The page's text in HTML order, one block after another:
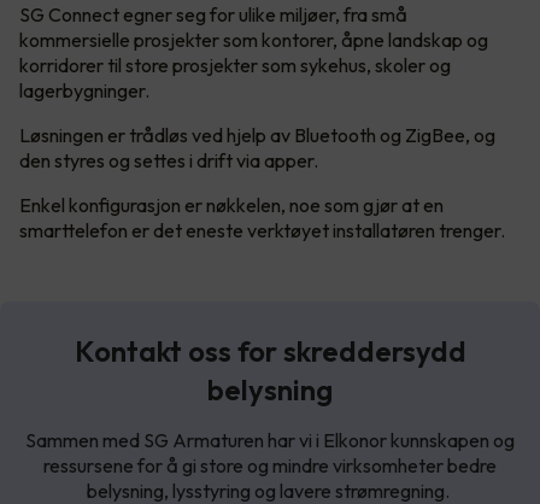
SG Connect egner seg for ulike miljøer, fra små
kommersielle prosjekter som kontorer, åpne landskap og
korridorer til store prosjekter som sykehus, skoler og
lagerbygninger.
Løsningen er trådløs ved hjelp av Bluetooth og ZigBee, og
den styres og settes i drift via apper.
Enkel konfigurasjon er nøkkelen, noe som gjør at en
smarttelefon er det eneste verktøyet installatøren trenger.
Kontakt oss for skreddersydd
belysning
Sammen med SG Armaturen har vi i Elkonor kunnskapen og
ressursene for å gi store og mindre virksomheter bedre
belysning, lysstyring og lavere strømregning.